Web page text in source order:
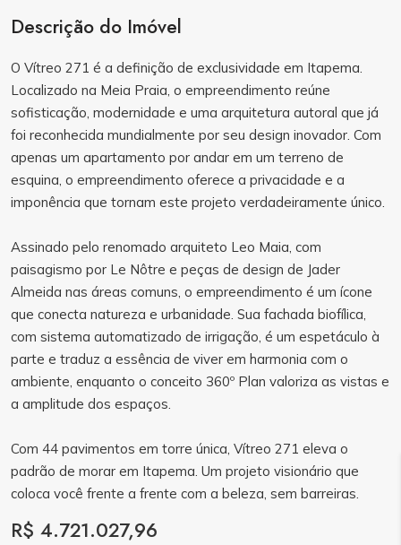
Descrição do Imóvel
O Vítreo 271 é a definição de exclusividade em Itapema.
Localizado na Meia Praia, o empreendimento reúne
sofisticação, modernidade e uma arquitetura autoral que já
foi reconhecida mundialmente por seu design inovador. Com
apenas um apartamento por andar em um terreno de
esquina, o empreendimento oferece a privacidade e a
imponência que tornam este projeto verdadeiramente único.
Assinado pelo renomado arquiteto Leo Maia, com
paisagismo por Le Nôtre e peças de design de Jader
Almeida nas áreas comuns, o empreendimento é um ícone
que conecta natureza e urbanidade. Sua fachada biofílica,
com sistema automatizado de irrigação, é um espetáculo à
parte e traduz a essência de viver em harmonia com o
ambiente, enquanto o conceito 360º Plan valoriza as vistas e
a amplitude dos espaços.
Com 44 pavimentos em torre única, Vítreo 271 eleva o
padrão de morar em Itapema. Um projeto visionário que
coloca você frente a frente com a beleza, sem barreiras.
R$ 4.721.027,96